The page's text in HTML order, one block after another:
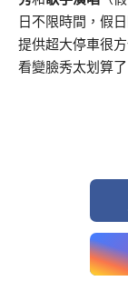
日不限時間，假
提供超大停車很
看變臉秀太划算了